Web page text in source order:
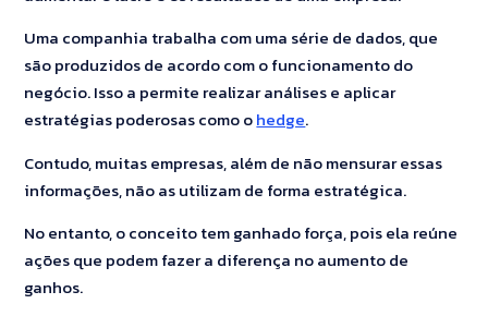
Uma companhia trabalha com uma série de dados, que
são produzidos de acordo com o funcionamento do
negócio. Isso a permite realizar análises e aplicar
estratégias poderosas como ohedge.
Contudo, muitas empresas, além de não mensurar essas
informações, não as utilizam de forma estratégica.
No entanto, o conceito tem ganhado força, pois ela reúne
ações que podem fazer a diferença no aumento de
ganhos.